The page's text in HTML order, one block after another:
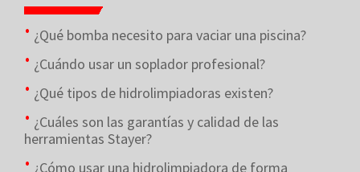
¿Qué bomba necesito para vaciar una piscina?
¿Cuándo usar un soplador profesional?
¿Qué tipos de hidrolimpiadoras existen?
¿Cuáles son las garantías y calidad de las
herramientas Stayer?
¿Cómo usar una hidrolimpiadora de forma